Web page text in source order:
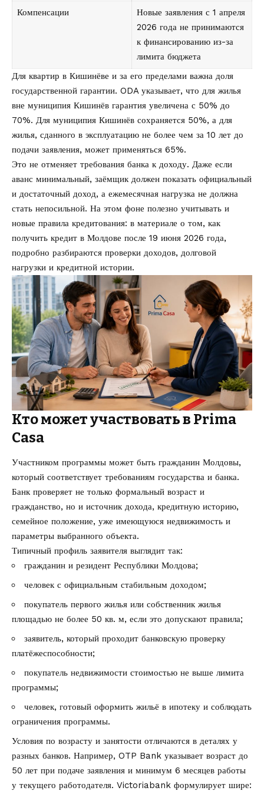
Компенсации
Новые заявления с 1 апреля
2026 года не принимаются
к финансированию из-за
лимита бюджета
Для квартир в Кишинёве и за его пределами важна доля
государственной гарантии. ODA указывает, что для жилья
вне муниципия Кишинёв гарантия увеличена с 50% до
70%. Для муниципия Кишинёв сохраняется 50%, а для
жилья, сданного в эксплуатацию не более чем за 10 лет до
подачи заявления, может применяться 65%.
Это не отменяет требования банка к доходу. Даже если
аванс минимальный, заёмщик должен показать официальный
и достаточный доход, а ежемесячная нагрузка не должна
стать непосильной. На этом фоне полезно учитывать и
новые правила кредитования: в материале о том, как
получить кредит в Молдове после 19 июня 2026 года,
подробно разбираются проверки доходов, долговой
нагрузки и кредитной истории.
Кто может участвовать в Prima
Casa
Участником программы может быть гражданин Молдовы,
который соответствует требованиям государства и банка.
Банк проверяет не только формальный возраст и
гражданство, но и источник дохода, кредитную историю,
семейное положение, уже имеющуюся недвижимость и
параметры выбранного объекта.
Типичный профиль заявителя выглядит так:
гражданин и резидент Республики Молдова;
человек с официальным стабильным доходом;
покупатель первого жилья или собственник жилья
площадью не более 50 кв. м, если это допускают правила;
заявитель, который проходит банковскую проверку
платёжеспособности;
покупатель недвижимости стоимостью не выше лимита
программы;
человек, готовый оформить жильё в ипотеку и соблюдать
ограничения программы.
Условия по возрасту и занятости отличаются в деталях у
разных банков. Например, OTP Bank указывает возраст до
50 лет при подаче заявления и минимум 6 месяцев работы
у текущего работодателя. Victoriabank формулирует шире: